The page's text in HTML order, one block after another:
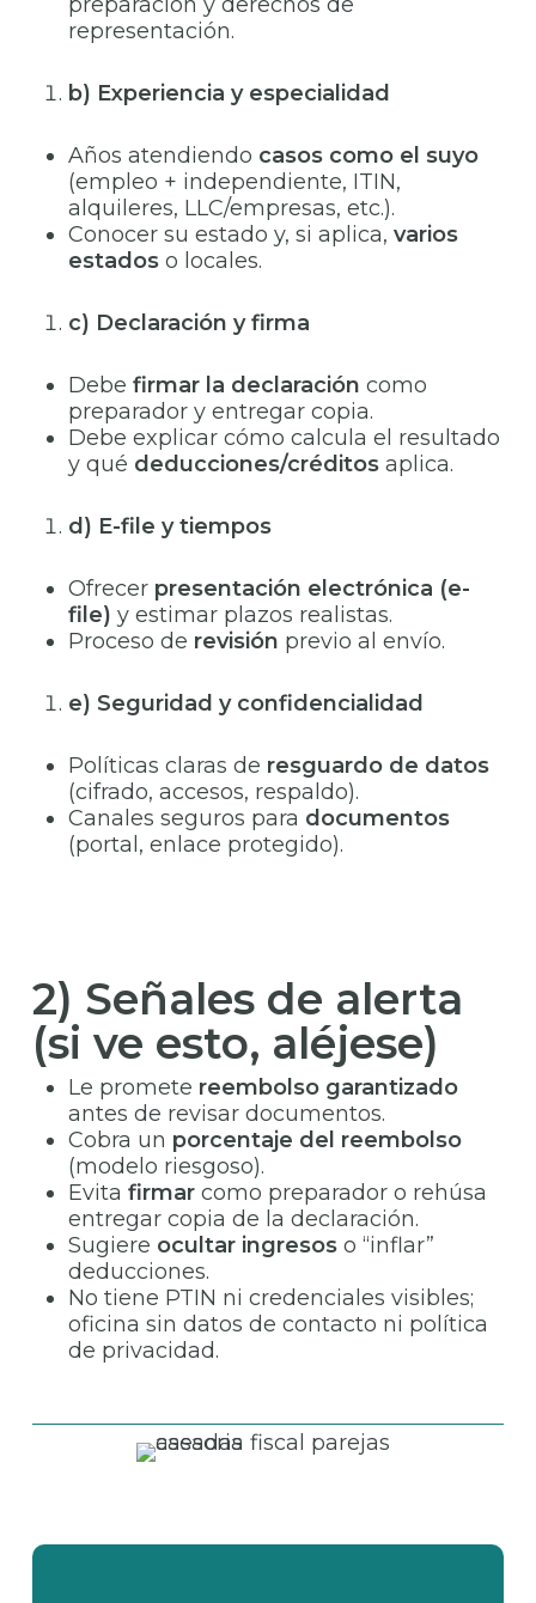
representación.
b) Experiencia y especialidad
Años atendiendo casos como el suyo
(empleo + independiente, ITIN,
alquileres, LLC/empresas, etc.).
Conocer su estado y, si aplica, varios
estadoso locales.
c) Declaración y firma
Debe firmar la declaración como
preparador y entregar copia.
Debe explicar cómo calcula el resultado
y qué deducciones/créditosaplica.
d) E-file y tiempos
Ofrecer presentación electrónica (e-
file) y estimar plazos realistas.
Proceso de revisión previo al envío.
e) Seguridad y confidencialidad
Políticas claras de resguardo de datos
(cifrado, accesos, respaldo).
Canales seguros para documentos
(portal, enlace protegido).
2) Señales de alerta
(si ve esto, aléjese)
Le promete reembolso garantizado
antes de revisar documentos.
Cobra un porcentaje del reembolso
(modelo riesgoso).
Evita firmarcomo preparador o rehúsa
entregar copia de la declaración.
Sugiere ocultar ingresoso “inflar”
deducciones.
No tiene PTIN ni credenciales visibles;
oficina sin datos de contacto ni política
de privacidad.